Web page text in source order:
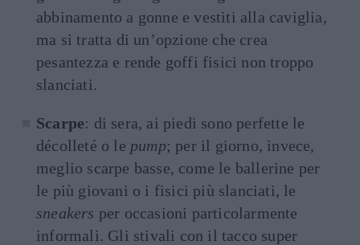
abbinamento a gonne e vestiti alla caviglia,
ma si tratta di un’opzione che crea
pesantezza e rende goffi fisici non troppo
slanciati.
Scarpe: di sera, ai piedi sono perfette le
décolleté o le pump; per il giorno, invece,
meglio scarpe basse, come le ballerine per
le più giovani o i fisici più slanciati, le
sneakers per occasioni particolarmente
informali. Gli stivali con il tacco super